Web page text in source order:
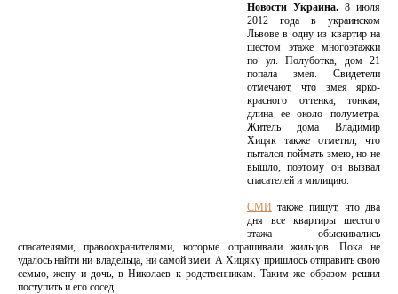
Новости Украина. 8 июля
2012 года в украинском
Львове в одну из квартир на
шестом этаже многоэтажки
по ул. Полуботка, дом 21
попала змея. Свидетели
отмечают, что змея ярко-
красного оттенка, тонкая,
длина ее около полуметра.
Житель дома Владимир
Хицяк также отметил, что
пытался поймать змею, но не
вышло, поэтому он вызвал
спасателей и милицию.
СМИ также пишут, что два
дня все квартиры шестого
этажа обыскивались
спасателями, правоохранителями, которые опрашивали жильцов. Пока не
удалось найти ни владельца, ни самой змеи. А Хицяку пришлось отправить свою
семью, жену и дочь, в Николаев к родственникам. Таким же образом решил
поступить и его сосед.